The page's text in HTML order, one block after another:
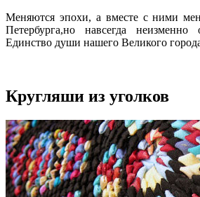
Меняются эпохи, а вместе с ними
Петербурга,но навсегда
Единство души нашего Великого
Кругляши из уголков